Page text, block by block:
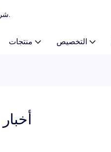
TCANG - شركة متخصصة في تصنيع وتوريد أنظمة نقاط البيع المخصصة، وآلات نقاط البيع منذ عام 2010.
منتجات التخصيص
أخبار